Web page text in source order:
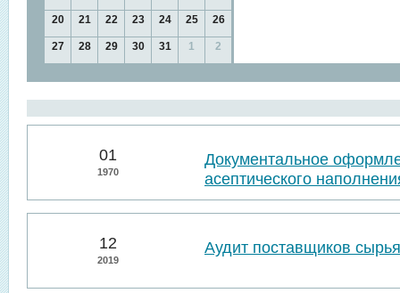
20 21 22 23 24 25 26
27 28 29 30 31 1 2
01
1970
Документальное
асептического
12
2019
Аудит поставщиков